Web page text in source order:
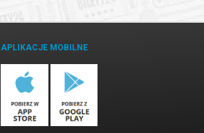
APLIKACJE MOBILNE